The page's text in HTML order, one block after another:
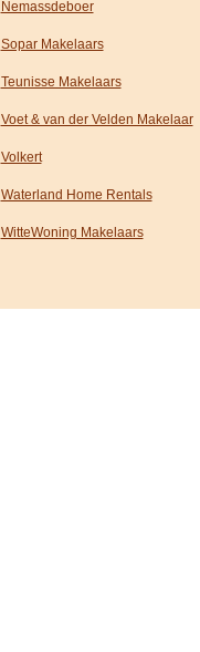
Nemassdeboer
Sopar Makelaars
Teunisse Makelaars
Voet & van der Velden Makelaar
Volkert
Waterland Home Rentals
WitteWoning Makelaars